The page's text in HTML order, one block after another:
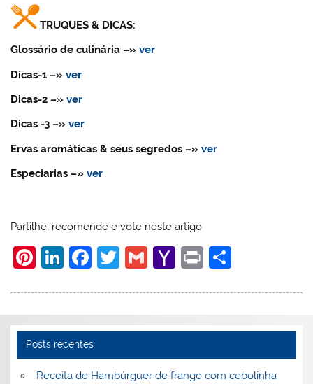
TRUQUES & DICAS:
Glossário de culinária –»ver
Dicas-1 –»ver
Dicas-2 –»ver
Dicas -3 –»ver
Ervas aromáticas & seus segredos –»ver
Especiarias –»ver
Partilhe, recomende e vote neste artigo
Pi
er
e
st
Li
k
e
dI
n
F
c
e
b
o
T
itt
er
G
ai
l
Y
h
o
M
Pr
t
ar
e
Posts recentes
Receita de Hambúrguer de frango com cebolinha